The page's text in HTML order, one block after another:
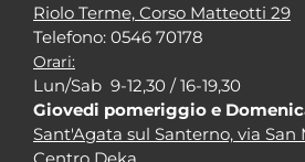
Riolo Terme, Corso Matteotti 29
Telefono: 0546 70178
Orari:
Lun/Sab 9-12,30 / 16-19,30
Giovedi pomeriggio e
Sant'Agata sul Santerno, via San